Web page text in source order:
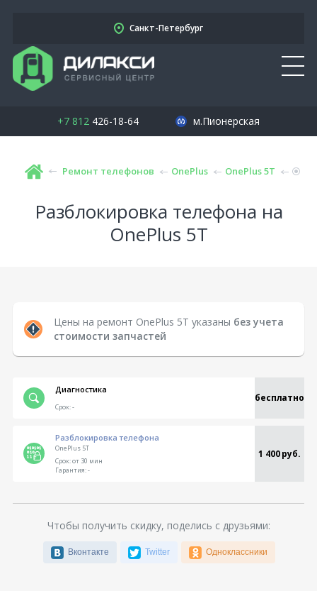
Санкт-Петербург
+7 812426-18-64 м.Пионерская
Ремонт телефонов OnePlus OnePlus 5T
Разблокировка телефона на
OnePlus 5T
Цены на ремонт OnePlus 5T указаны без учета
стоимости запчастей
Диагностика
бесплатно
Срок:-
Разблокировка телефона
OnePlus 5T 1 400 руб.
Срок:от 30 мин
Гарантия:-
Чтобы получить скидку, поделись с друзьями:
Вконтакте Twitter Одноклассники